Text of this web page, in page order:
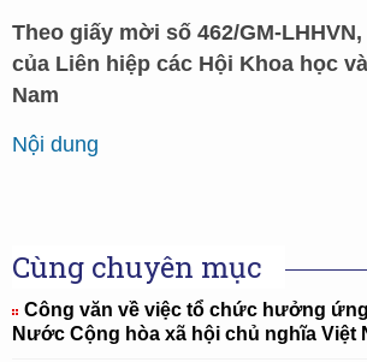
Theo giấy mời số 462/GM-
của Liên hiệp các Hội Khoa học
Nam
Nội dung
Cùng chuyên mục
Công văn về việc tổ chức hưởng
Nước Cộng hòa xã hội chủ nghĩa Việt